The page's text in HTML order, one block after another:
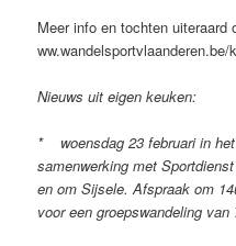
Meer info en tochten uiteraard
ww.wandelsportvlaanderen.be/
Nieuws uit eigen keuken:
* woensdag 23 februari in het
samenwerking met
en om Sijsele. Afspraak om
voor een groepswandeling van